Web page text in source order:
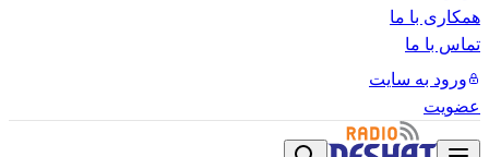
همکاری با ما
تماس با ما
ورود به سایت
عضویت